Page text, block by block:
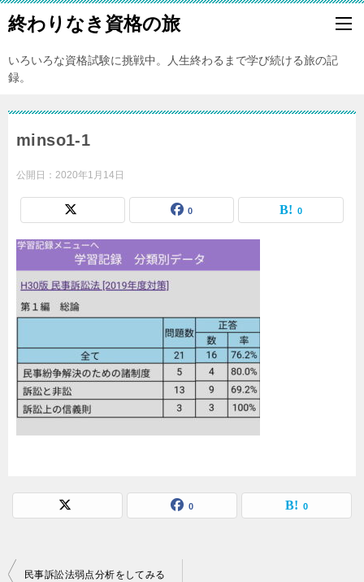
終わりなき資格の旅
いろいろな資格試験に挑戦中。人生終わるまで学び続ける旅の記
録。
minso1-1
公開日： 2020年1月14日
0 0
0 0
投
民事訴訟法弱点分析をしてみる